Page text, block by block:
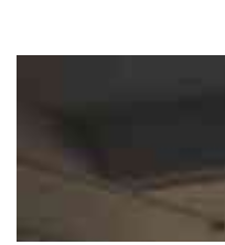
Dorothée Dupuis, Géraldine
Gourbe et Sylvère Lotringer lors
sa conférence à la Galerie de la
Friche Belle de Mai, le 14 mai 2011